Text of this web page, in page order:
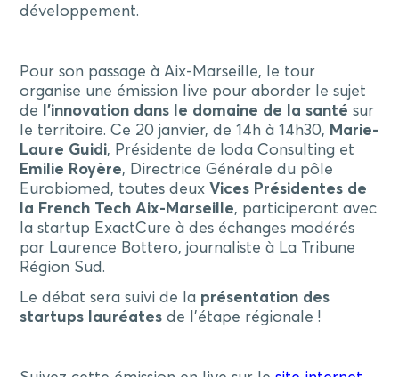
développement.
Pour son passage à Aix-Marseille, le tour
organise une émission live pour aborder le sujet
de
l’innovation dans le domaine de la santé sur
le territoire. Ce 20 janvier, de 14h à 14h30, Marie-
Laure Guidi, Présidente de Ioda Consulting et
Emilie Royère, Directrice Générale du pôle
Eurobiomed, toutes deux Vices Présidentes de
la French Tech Aix-Marseille, participeront avec
la startup ExactCure à des échanges modérés
par Laurence Bottero, journaliste à La Tribune
Région Sud.
Le débat sera suivi de la présentation des
startups lauréates de l’étape régionale !